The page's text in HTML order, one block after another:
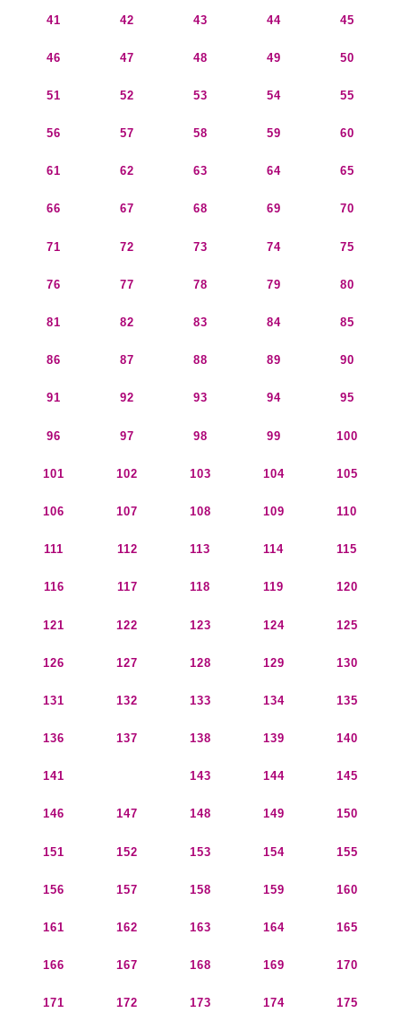
41 42 43 44 45
46 47 48 49 50
51 52 53 54 55
56 57 58 59 60
61 62 63 64 65
66 67 68 69 70
71 72 73 74 75
76 77 78 79 80
81 82 83 84 85
86 87 88 89 90
91 92 93 94 95
96 97 98 99 100
101 102 103 104 105
106 107 108 109 110
111 112 113 114 115
116 117 118 119 120
121 122 123 124 125
126 127 128 129 130
131 132 133 134 135
136 137 138 139 140
141 143 144 145
146 147 148 149 150
151 152 153 154 155
156 157 158 159 160
161 162 163 164 165
166 167 168 169 170
171 172 173 174 175